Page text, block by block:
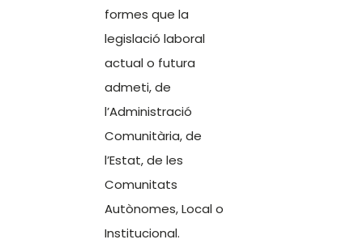
formes que la
legislació laboral
actual o futura
admeti, de
l’Administració
Comunitària, de
l’Estat, de les
Comunitats
Autònomes, Local o
Institucional.